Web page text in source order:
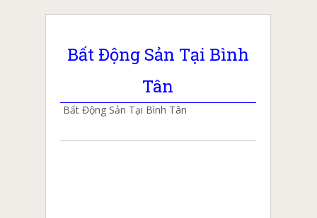
Bất Động Sản Tại Bình
Tân
Bất Động Sản Tại Bình Tân